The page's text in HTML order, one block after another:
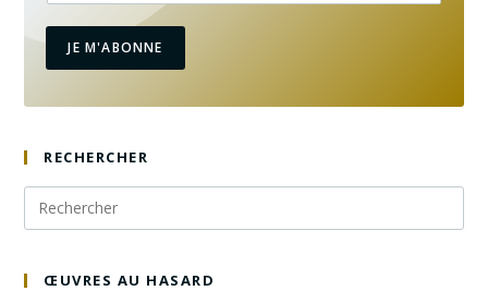
JE M'ABONNE
RECHERCHER
ŒUVRES AU HASARD